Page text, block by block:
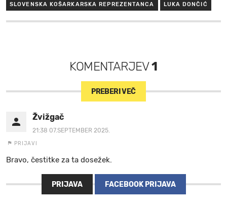
SLOVENSKA KOŠARKARSKA REPREZENTANCA LUKA DONČIĆ
KOMENTARJEV1
PREBERI VEČ
Žvižgač
21:38 07.SEPTEMBER 2025.
PRIJAVI
Bravo, čestitke za ta dosežek.
PRIJAVA FACEBOOK PRIJAVA